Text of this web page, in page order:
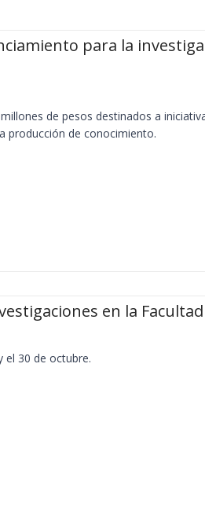
para la
de pesos destinados a
producción de conocimiento.
en la Facultad
el 30 de octubre.